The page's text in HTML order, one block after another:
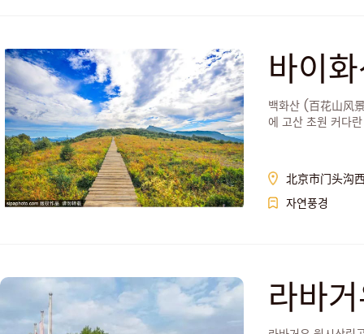
바이
백화산 (百花山风
에 고산 초원 커다
北京市门头沟
자연풍경
라바